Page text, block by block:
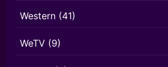
Western (41)
WeTV (9)